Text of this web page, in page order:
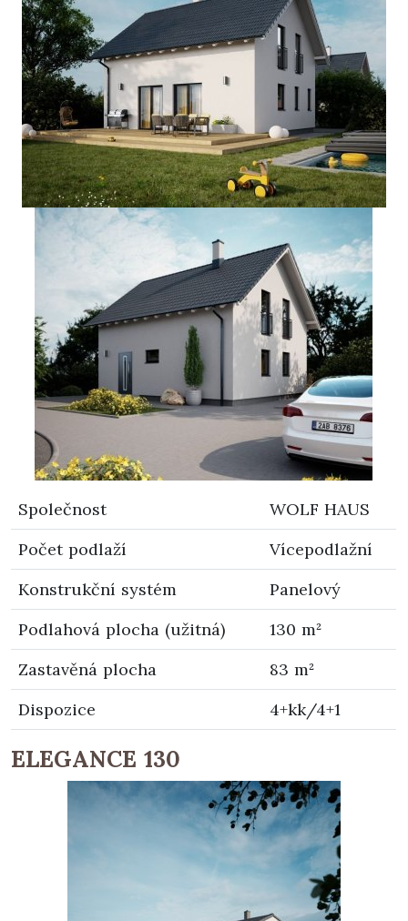
Společnost
WOLF HAUS
Počet podlaží
Vícepodlažní
Konstrukční systém
Panelový
Podlahová plocha (užitná)
130 m²
Zastavěná plocha
83 m²
Dispozice
4+kk/4+1
ELEGANCE 130